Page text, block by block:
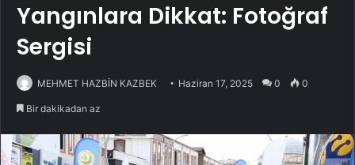
Yangınlara Dikkat: Fotoğraf
Sergisi
MEHMET HAZBİN KAZBEK Haziran 17, 2025 0 0
Bir dakikadan az